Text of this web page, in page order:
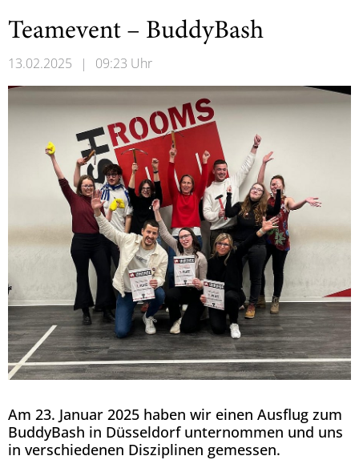
Teamevent – BuddyBash
13.02.2025 | 09:23 Uhr
Am 23. Januar 2025 haben wir einen Ausflug zum
BuddyBash in Düsseldorf unternommen und uns
in verschiedenen Disziplinen gemessen.